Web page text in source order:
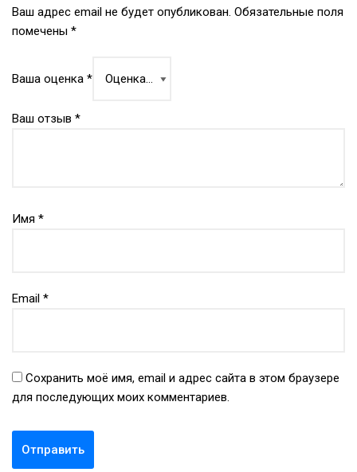
Ваш адрес email не будет опубликован. Обязательные поля
помечены *
Ваша оценка *
Ваш отзыв *
Имя *
Email *
Сохранить моё имя, email и адрес сайта в этом браузере
для последующих моих комментариев.